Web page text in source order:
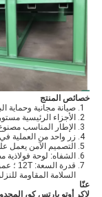
خصائص المنتج
صيانة مجانية وحماية
الأجزاء الرئيسية
الإطار المناسب
زر واحد من العملية في
التصميم الآمن يعمل
الشفاه: لوحة فولاذية
السلامة المقاومة
عنّا
لاكر أوتو بارتس كو،